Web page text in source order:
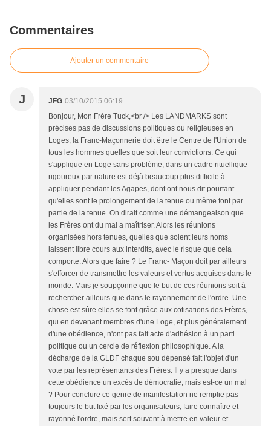
Commentaires
Ajouter un commentaire
J JFG 03/10/2015 06:19
Bonjour, Mon Frère Tuck,<br /> Les LANDMARKS sont
précises pas de discussions politiques ou religieuses en
Loges, la Franc-Maçonnerie doit être le Centre de l'Union de
tous les hommes quelles que soit leur convictions. Ce qui
s'applique en Loge sans problème, dans un cadre rituellique
rigoureux par nature est déjà beaucoup plus difficile à
appliquer pendant les Agapes, dont ont nous dit pourtant
qu'elles sont le prolongement de la tenue ou même font par
partie de la tenue. On dirait comme une démangeaison que
les Frères ont du mal a maîtriser. Alors les réunions
organisées hors tenues, quelles que soient leurs noms
laissent libre cours aux interdits, avec le risque que cela
comporte. Alors que faire ? Le Franc- Maçon doit par ailleurs
s'efforcer de transmettre les valeurs et vertus acquises dans le
monde. Mais je soupçonne que le but de ces réunions soit à
rechercher ailleurs que dans le rayonnement de l'ordre. Une
chose est sûre elles se font grâce aux cotisations des Frères,
qui en devenant membres d'une Loge, et plus généralement
d'une obédience, n'ont pas fait acte d'adhésion à un parti
politique ou un cercle de réflexion philosophique. A la
décharge de la GLDF chaque sou dépensé fait l'objet d'un
vote par les représentants des Frères. Il y a presque dans
cette obédience un excès de démocratie, mais est-ce un mal
? Pour conclure ce genre de manifestation ne remplie pas
toujours le but fixé par les organisateurs, faire connaître et
rayonné l'ordre, mais sert souvent à mettre en valeur et